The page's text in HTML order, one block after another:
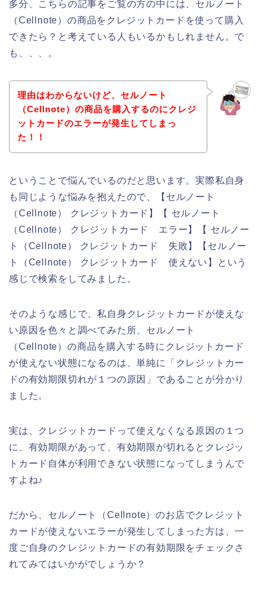
多分、こちらの記事をご覧の方の中には、セルノート
（Cellnote）の商品をクレジットカードを使って購入
できたら？と考えている人もいるかもしれません。で
も、、、。
理由はわからないけど、セルノート
（Cellnote）の商品を購入するのにクレジ
ットカードのエラーが発生してしまっ
た！！
ということで悩んでいるのだと思います。実際私自身
も同じような悩みを抱えたので、【セルノート
（Cellnote） クレジットカード】【 セルノート
（Cellnote） クレジットカード エラー】【 セルノー
ト（Cellnote） クレジットカード 失敗】【セルノー
ト（Cellnote） クレジットカード 使えない】という
感じで検索をしてみました。
そのような感じで、私自身クレジットカードが使えな
い原因を色々と調べてみた所、セルノート
（Cellnote）の商品を購入する時にクレジットカード
が使えない状態になるのは、単純に「クレジットカー
ドの有効期限切れが１つの原因」であることが分かり
ました。
実は、クレジットカードって使えなくなる原因の１つ
に、有効期限があって、有効期限が切れるとクレジッ
トカード自体が利用できない状態になってしまうんで
すよね♪
だから、セルノート（Cellnote）のお店でクレジット
カードが使えないエラーが発生してしまった方は、一
度ご自身のクレジットカードの有効期限をチェックさ
れてみてはいかがでしょうか？